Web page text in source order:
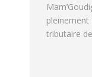
pleinement
tributaire